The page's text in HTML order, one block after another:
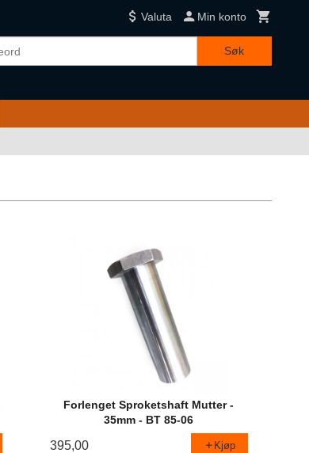
Valuta Min konto
Søk
Forlenget Sproketshaft Mutter -
35mm - BT 85-06
395,00 Kjøp